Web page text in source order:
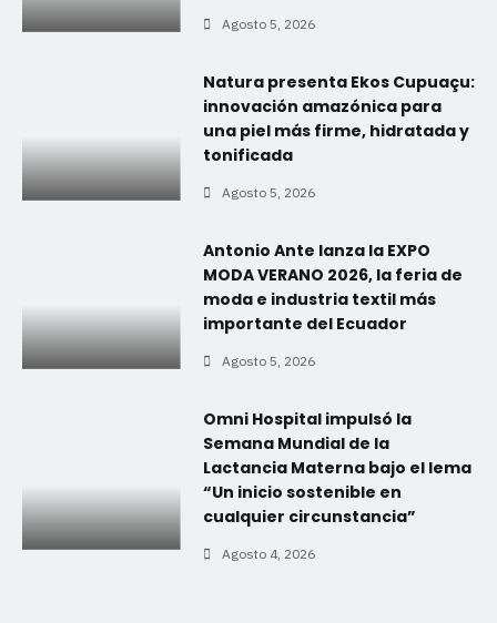
Agosto 5, 2026
Natura presenta Ekos Cupuaçu:
innovación amazónica para
una piel más firme, hidratada y
tonificada
Agosto 5, 2026
Antonio Ante lanza la EXPO
MODA VERANO 2026, la feria de
moda e industria textil más
importante del Ecuador
Agosto 5, 2026
Omni Hospital impulsó la
Semana Mundial de la
Lactancia Materna bajo el lema
“Un inicio sostenible en
cualquier circunstancia”
Agosto 4, 2026